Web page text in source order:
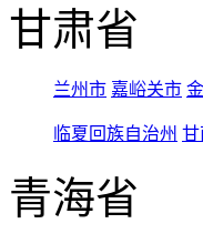
甘肃省
兰州市 嘉峪关市
临夏回族自治州 甘
青海省